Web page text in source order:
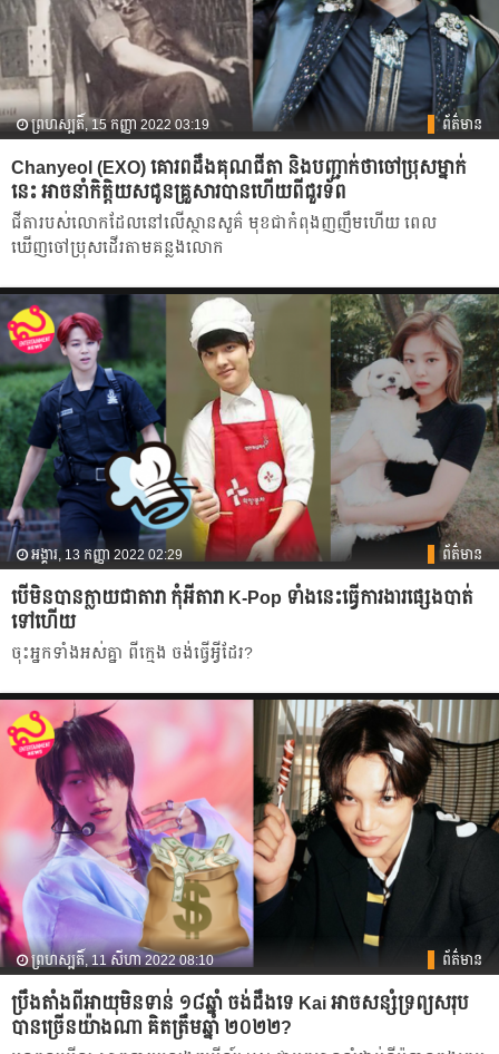
ព្រហស្បតិ៍, 15 កញ្ញា 2022 03:19 ព័ត៌មាន
Chanyeol (EXO) គោរពដឹងគុណជីតា និងបញ្ជាក់ថាចៅប្រុសម្នាក់
នេះ អាចនាំកិត្តិយសជូនគ្រួសារបានហើយពីជួរទ័ព
ជីតារបស់លោកដែលនៅលើស្ថានសួគ៌ មុខជាកំពុងញញឹមហើយ ពេល
ឃើញចៅប្រុសដើរតាមគន្លងលោក
អង្គារ, 13 កញ្ញា 2022 02:29 ព័ត៌មាន
បើមិនបានក្លាយជាតារា កុំអីតារា K-Pop ទាំងនេះធ្វើការងារផ្សេងបាត់
ទៅហើយ
ចុះអ្នកទាំងអស់គ្នា ពីក្មេង ចង់ធ្វើអ្វីដែរ?
ព្រហស្បតិ៍, 11 សីហា 2022 08:10 ព័ត៌មាន
ប្រឹងតាំងពីអាយុមិនទាន់ ១៨ឆ្នាំ ចង់ដឹងទេ Kai អាចសន្សំទ្រព្យសរុប
បានច្រើនយ៉ាងណា គិតត្រឹមឆ្នាំ ២០២២?